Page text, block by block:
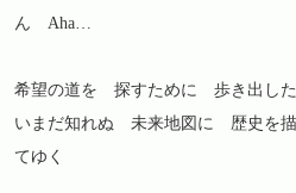
ん Aha…
希望の道を 探すために 歩き出した
いまだ知れぬ 未来地図に 歴史を
てゆく